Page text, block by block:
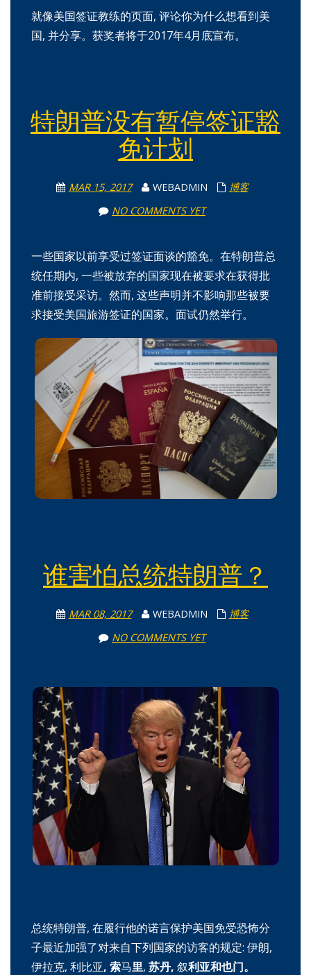
就像美国签证教练的页面, 评论你为什么想看到美
国, 并分享。获奖者将于2017年4月底宣布。
特朗普没有暂停签证豁
免计划
MAR 15, 2017 WEBADMIN
博客
NO COMMENTS YET
一些国家以前享受过签证面谈的豁免。在特朗普总
统任期内, 一些被放弃的国家现在被要求在获得批
准前接受采访。然而, 这些声明并不影响那些被要
求接受美国旅游签证的国家。面试仍然举行。
谁害怕总统特朗普？
MAR 08, 2017 WEBADMIN
博客
NO COMMENTS YET
总统特朗普, 在履行他的诺言保护美国免受恐怖分
子最近加强了对来自下列国家的访客的规定: 伊朗,
伊拉克, 利比亚, 索马里, 苏丹, 叙利亚和也门。